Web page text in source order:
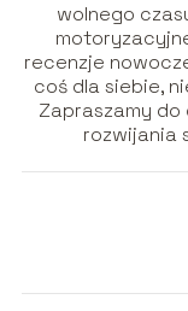
wolnego
recenzje
coś dla siebie,
Zapraszamy
rozwijania